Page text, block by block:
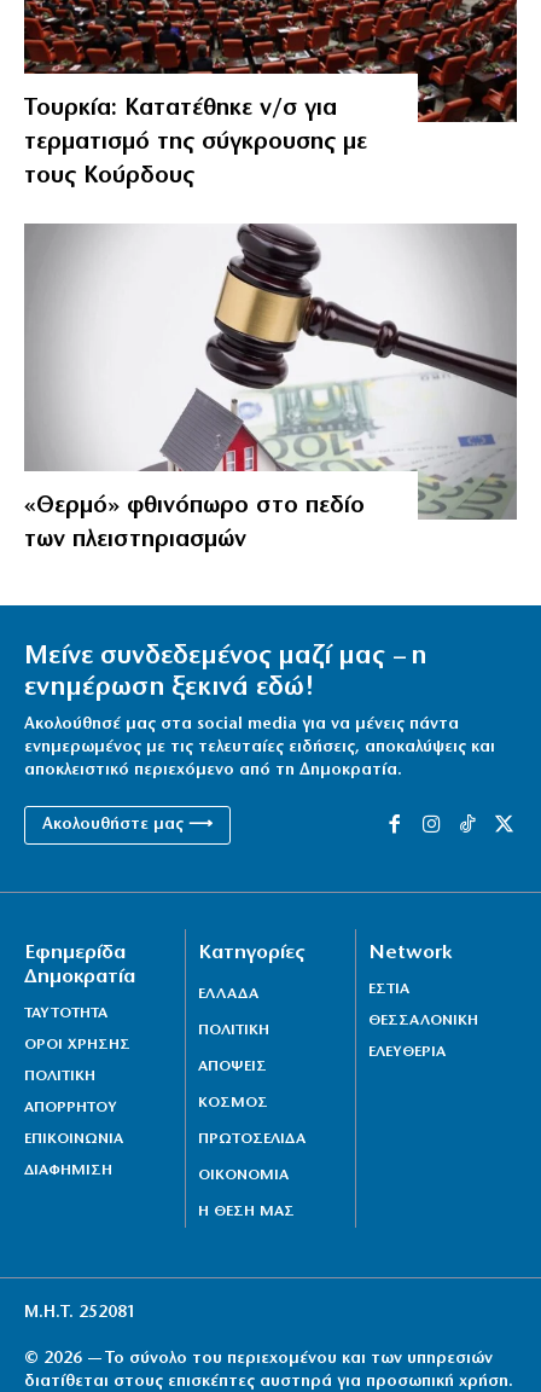
Τουρκία: Κατατέθηκε ν/σ για
τερματισμό της σύγκρουσης με
τους Κούρδους
«Θερμό» φθινόπωρο στο πεδίο
των πλειστηριασμών
Μείνε συνδεδεμένος μαζί μας – η
ενημέρωση ξεκινά εδώ!
Ακολούθησέ μας στα social media για να μένεις πάντα
ενημερωμένος με τις τελευταίες ειδήσεις, αποκαλύψεις και
αποκλειστικό περιεχόμενο από τη Δημοκρατία.
Ακολουθήστε μας ⟶
Εφημερίδα
Δημοκρατία
ΤΑΥΤΟΤΗΤΑ
ΟΡΟΙ ΧΡΗΣΗΣ
ΠΟΛΙΤΙΚΗ
ΑΠΟΡΡΗΤΟΥ
ΕΠΙΚΟΙΝΩΝΙΑ
ΔΙΑΦΗΜΙΣΗ
Κατηγορίες
ΕΛΛΑΔΑ
ΠΟΛΙΤΙΚΗ
ΑΠΟΨΕΙΣ
ΚΟΣΜΟΣ
ΠΡΩΤΟΣΕΛΙΔΑ
ΟΙΚΟΝΟΜΙΑ
Η ΘΕΣΗ ΜΑΣ
Network
ΕΣΤΙΑ
ΘΕΣΣΑΛΟΝΙΚΗ
ΕΛΕΥΘΕΡΙΑ
Μ.Η.Τ. 252081
© 2026 — Το σύνολο του περιεχομένου και των υπηρεσιών
διατίθεται στους επισκέπτες αυστηρά για προσωπική χρήση.